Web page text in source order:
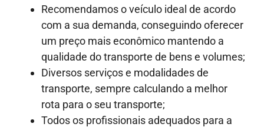
Recomendamos o veículo ideal de acordo
com a sua demanda, conseguindo oferecer
um preço mais econômico mantendo a
qualidade do transporte de bens e volumes;
Diversos serviços e modalidades de
transporte, sempre calculando a melhor
rota para o seu transporte;
Todos os profissionais adequados para a